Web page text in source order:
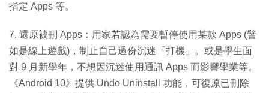
指定 Apps 等。
7. 還原被刪 Apps：用家若認為需要暫停使用某款 Apps (譬
如是線上遊戲)，制止自己過份沉迷「打機」。或是學生面
對 9 月新學年，不想因沉迷使用通訊 Apps 而影響學業等。
《Android 10》提供 Undo Uninstall 功能，可復原已刪除